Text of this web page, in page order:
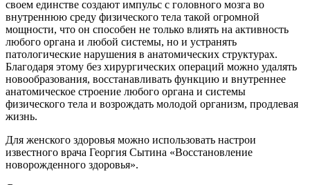
своем единстве создают импульс с головного мозга во
внутреннюю среду физического тела такой огромной
мощности, что он способен не только влиять на активность
любого органа и любой системы, но и устранять
патологические нарушения в анатомических структурах.
Благодаря этому без хирургических операций можно удалять
новообразования, восстанавливать функцию и внутреннее
анатомическое строение любого органа и системы
физического тела и возрождать молодой организм, продлевая
жизнь.
Для женского здоровья можно использовать настрои
известного врача Георгия Сытина «Восстановление
новорожденного здоровья».